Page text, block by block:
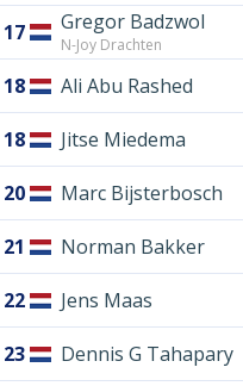
17 Gregor Badzwol
N-Joy Drachten
18 Ali Abu Rashed
18 Jitse Miedema
20 Marc Bijsterbosch
21 Norman Bakker
22 Jens Maas
23 Dennis G Tahapary